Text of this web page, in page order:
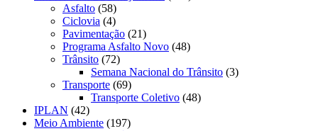
Asfalto (58)
Ciclovia (4)
Pavimentação (21)
Programa Asfalto Novo (48)
Trânsito (72)
Semana Nacional do Trânsito (3)
Transporte (69)
Transporte Coletivo (48)
IPLAN (42)
Meio Ambiente (197)